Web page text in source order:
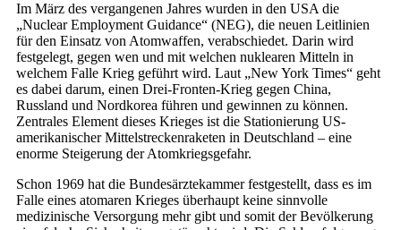
Im März des vergangenen Jahres wurden in den USA die
„Nuclear Employment Guidance“ (NEG), die neuen Leitlinien
für den Einsatz von Atomwaffen, verabschiedet. Darin wird
festgelegt, gegen wen und mit welchen nuklearen Mitteln in
welchem Falle Krieg geführt wird. Laut „New York Times“ geht
es dabei darum, einen Drei-Fronten-Krieg gegen China,
Russland und Nordkorea führen und gewinnen zu können.
Zentrales Element dieses Krieges ist die Stationierung US-
amerikanischer Mittelstreckenraketen in Deutschland – eine
enorme Steigerung der Atomkriegsgefahr.
Schon 1969 hat die Bundesärztekammer festgestellt, dass es im
Falle eines atomaren Krieges überhaupt keine sinnvolle
medizinische Versorgung mehr gibt und somit der Bevölkerung